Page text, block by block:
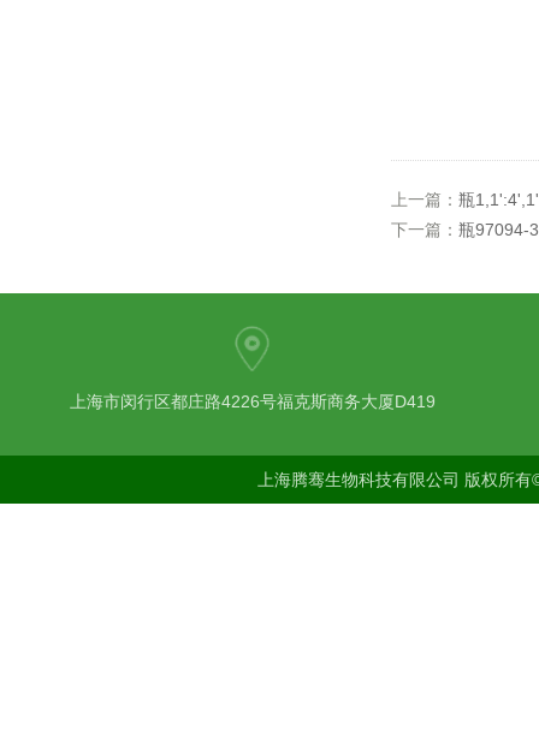
上一篇： 瓶
下一篇： 瓶97094-
上海市闵行区都庄路4226号福克斯商务大厦D419
上海腾骞生物科技有限公司 版权所